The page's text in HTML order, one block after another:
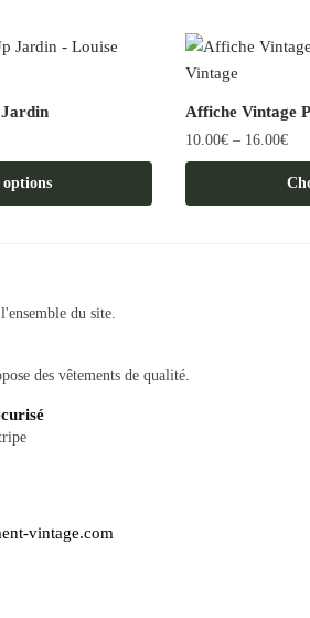
options
Affiche Vintage
10.00€ – 16.00€
produit
du site.
des vêtements de qualité.